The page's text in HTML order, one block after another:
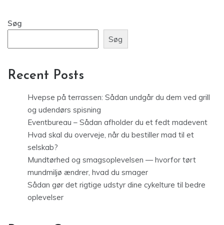
Søg
Søg
Recent Posts
Hvepse på terrassen: Sådan undgår du dem ved grill
og udendørs spisning
Eventbureau – Sådan afholder du et fedt madevent
Hvad skal du overveje, når du bestiller mad til et
selskab?
Mundtørhed og smagsoplevelsen — hvorfor tørt
mundmiljø ændrer, hvad du smager
Sådan gør det rigtige udstyr dine cykelture til bedre
oplevelser